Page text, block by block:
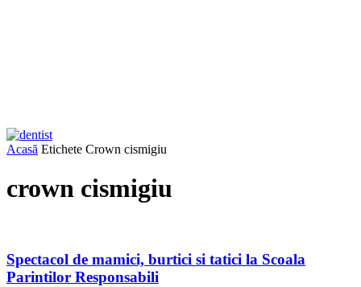
Acasă Etichete Crown cismigiu
crown cismigiu
Spectacol de mamici, burtici si tatici la Scoala
Parintilor Responsabili